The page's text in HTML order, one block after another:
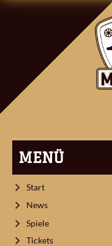
NAVIGATION
MENÜ
Start
News
Spiele
Tickets